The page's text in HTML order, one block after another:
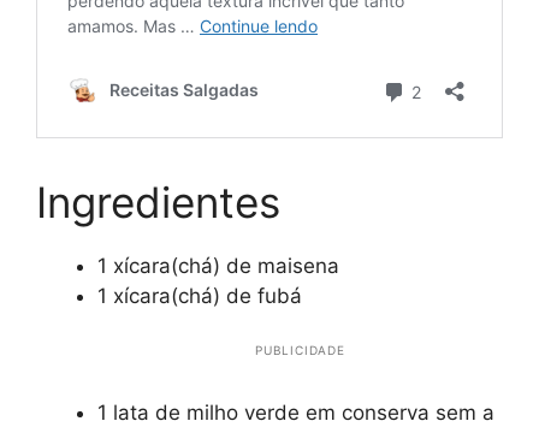
Ingredientes
1 xícara(chá) de maisena
1 xícara(chá) de fubá
PUBLICIDADE
1 lata de milho verde em conserva sem a